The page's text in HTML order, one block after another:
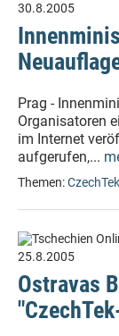
30.8.2005
Prag -
Organisatoren
im Internet
aufgerufen,...
Themen:
25.8.2005
Ostravas